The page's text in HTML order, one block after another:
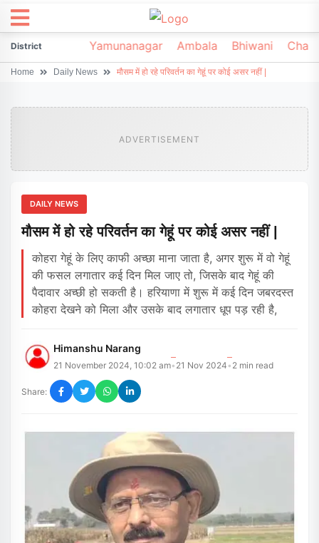
DistrictSonipat Yamunanagar Ambala Bhiwani
Home Daily News मौसम में हो रहे परिवर्तन का गेहूं पर कोई असर नहीं |
ADVERTISEMENT
DAILY NEWS
मौसम में हो रहे परिवर्तन का गेहूं पर कोई असर नहीं |
कोहरा गेहूं के लिए काफी अच्छा माना जाता है, अगर शुरू में वो गेहूं
की फसल लगातार कई दिन मिल जाए तो, जिसके बाद गेहूं की
पैदावार अच्छी हो सकती है। हरियाणा में शुरू में कई दिन जबरदस्त
कोहरा देखने को मिला और उसके बाद लगातार धूप पड़ रही है,
Himanshu Narang
21 November 2024, 10:02 am• 21 Nov 2024• 2 min read
Share: